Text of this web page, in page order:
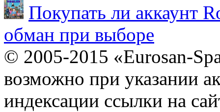
Покупать ли аккаунт
обман при выборе
© 2005-2015 «Eurosan-
возможно при указании
индексации ссылки на